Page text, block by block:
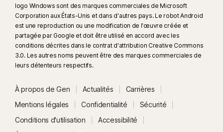
logo Windows sont des marques commerciales de Microsoft
Corporation aux États-Unis et dans d'autres pays. Le robot Android
est une reproduction ou une modification de l'œuvre créée et
partagée par Google et doit être utilisé en accord avec les
conditions décrites dans le contrat d'attribution Creative Commons
3.0. Les autres noms peuvent être des marques commerciales de
leurs détenteurs respectifs.
À propos de Gen Actualités
Carrières
Mentions légales
Confidentialité
Sécurité
Conditions d'utilisation
Accessibilité